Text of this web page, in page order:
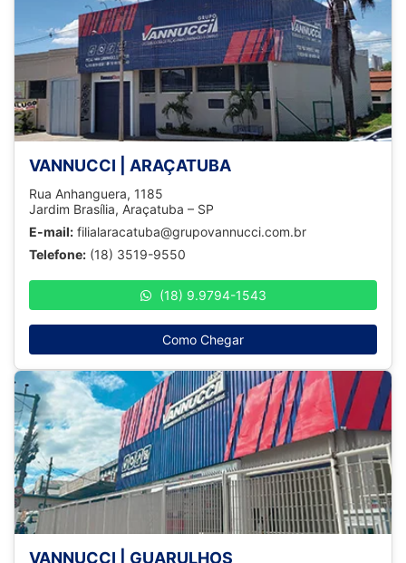
VANNUCCI | ARAÇATUBA
Rua Anhanguera, 1185
Jardim Brasília, Araçatuba – SP
E-mail: filialaracatuba@grupovannucci.com.br
Telefone: (18) 3519-9550
(18) 9.9794-1543
Como Chegar
VANNUCCI | GUARULHOS